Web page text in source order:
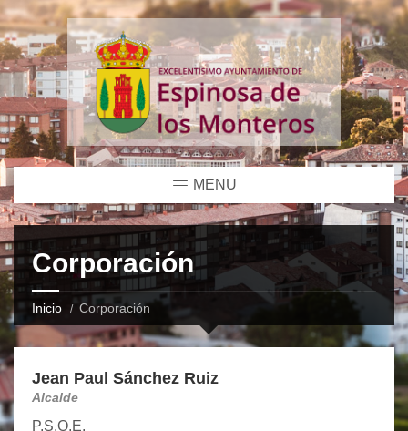
MENU
Corporación
Inicio Corporación
Jean Paul Sánchez Ruiz
Alcalde
P.S.O.E.